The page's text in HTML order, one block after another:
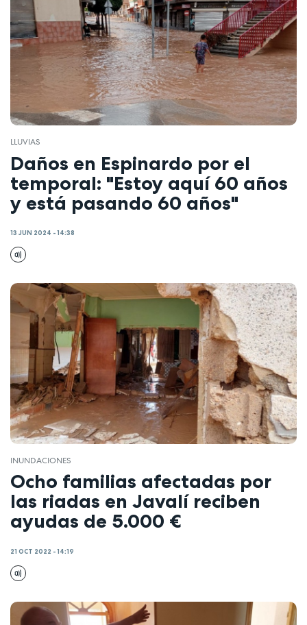
LLUVIAS
Daños en Espinardo por el
temporal: "Estoy aquí 60 años
y está pasando 60 años"
13 JUN 2024 - 14:38
INUNDACIONES
Ocho familias afectadas por
las riadas en Javalí reciben
ayudas de 5.000 €
21 OCT 2022 - 14:19